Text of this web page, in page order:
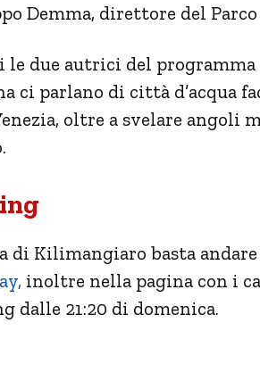
Demma, direttore del
due autrici del programma
ci parlano di città d’acqua
oltre a svelare angoli
di Kilimangiaro basta
inoltre nella pagina con i
dalle 21:20 di domenica.